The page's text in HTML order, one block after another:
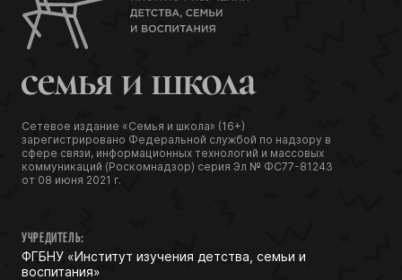
Сетевое издание «Семья и школа» (16+)
зарегистрировано Федеральной службой по надзору в
сфере связи, информационных технологий и массовых
коммуникаций (Роскомнадзор) серия Эл № ФС77-81243
от 08 июня 2021 г.
УЧРЕДИТЕЛЬ:
ФГБНУ «Институт изучения детства, семьи и
воспитания»